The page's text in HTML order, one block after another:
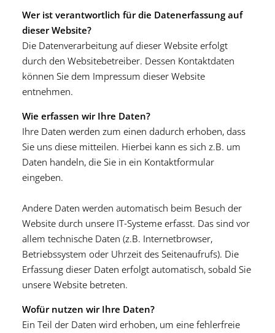
Wer ist verantwortlich für die Datenerfassung auf
dieser Website?
Die Datenverarbeitung auf dieser Website erfolgt
durch den Websitebetreiber. Dessen Kontaktdaten
können Sie dem Impressum dieser Website
entnehmen.
Wie erfassen wir Ihre Daten?
Ihre Daten werden zum einen dadurch erhoben, dass
Sie uns diese mitteilen. Hierbei kann es sich z.B. um
Daten handeln, die Sie in ein Kontaktformular
eingeben.
Andere Daten werden automatisch beim Besuch der
Website durch unsere IT-Systeme erfasst. Das sind vor
allem technische Daten (z.B. Internetbrowser,
Betriebssystem oder Uhrzeit des Seitenaufrufs). Die
Erfassung dieser Daten erfolgt automatisch, sobald Sie
unsere Website betreten.
Wofür nutzen wir Ihre Daten?
Ein Teil der Daten wird erhoben, um eine fehlerfreie